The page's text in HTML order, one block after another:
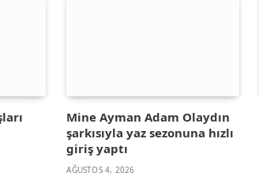
Mine Ayman Adam Olaydın
şarkısıyla yaz sezonuna hızlı
giriş yaptı
AĞUSTOS 4, 2026